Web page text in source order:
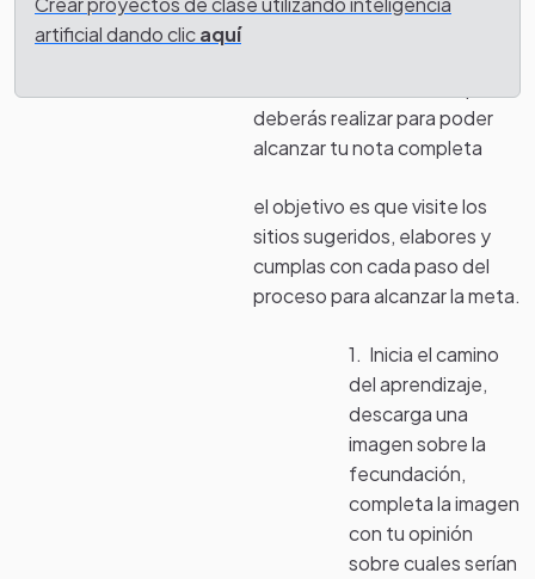
artificial dando clicaquí
deberás realizar para poder
alcanzar tu nota completa
el objetivo es que visite los
sitios sugeridos, elabores y
cumplas con cada paso del
proceso para alcanzar la meta.
1. Inicia el camino
del aprendizaje,
descarga una
imagen sobre la
fecundación,
completa la imagen
con tu opinión
sobre cuales serían